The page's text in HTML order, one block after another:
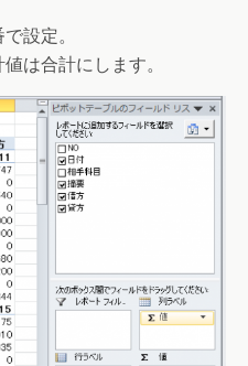
設定。
は合計にします。